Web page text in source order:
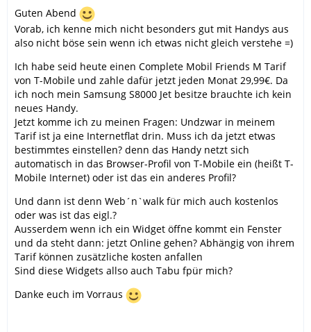
Guten Abend
Vorab, ich kenne mich nicht besonders gut mit Handys aus
also nicht böse sein wenn ich etwas nicht gleich verstehe =)
Ich habe seid heute einen Complete Mobil Friends M Tarif
von T-Mobile und zahle dafür jetzt jeden Monat 29,99€. Da
ich noch mein Samsung S8000 Jet besitze brauchte ich kein
neues Handy.
Jetzt komme ich zu meinen Fragen: Undzwar in meinem
Tarif ist ja eine Internetflat drin. Muss ich da jetzt etwas
bestimmtes einstellen? denn das Handy netzt sich
automatisch in das Browser-Profil von T-Mobile ein (heißt T-
Mobile Internet) oder ist das ein anderes Profil?
Und dann ist denn Web´n`walk für mich auch kostenlos
oder was ist das eigl.?
Ausserdem wenn ich ein Widget öffne kommt ein Fenster
und da steht dann: jetzt Online gehen? Abhängig von ihrem
Tarif können zusätzliche kosten anfallen
Sind diese Widgets allso auch Tabu fpür mich?
Danke euch im Vorraus